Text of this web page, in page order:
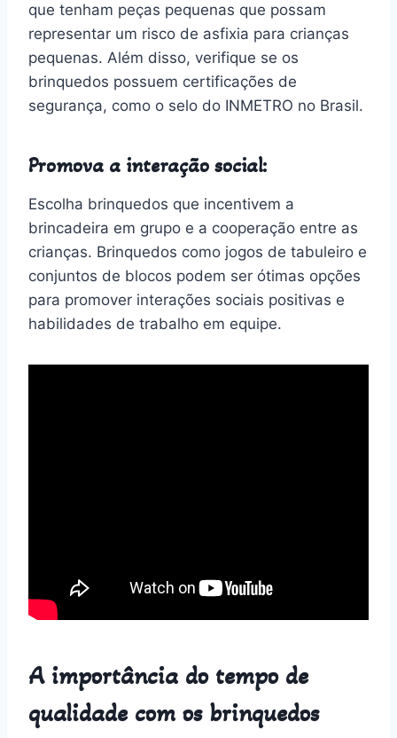
que tenham peças pequenas que possam
representar um risco de asfixia para crianças
pequenas. Além disso, verifique se os
brinquedos possuem certificações de
segurança, como o selo do INMETRO no Brasil.
Promova a interação social:
Escolha brinquedos que incentivem a
brincadeira em grupo e a cooperação entre as
crianças. Brinquedos como jogos de tabuleiro e
conjuntos de blocos podem ser ótimas opções
para promover interações sociais positivas e
habilidades de trabalho em equipe.
A importância do tempo de
qualidade com os brinquedos